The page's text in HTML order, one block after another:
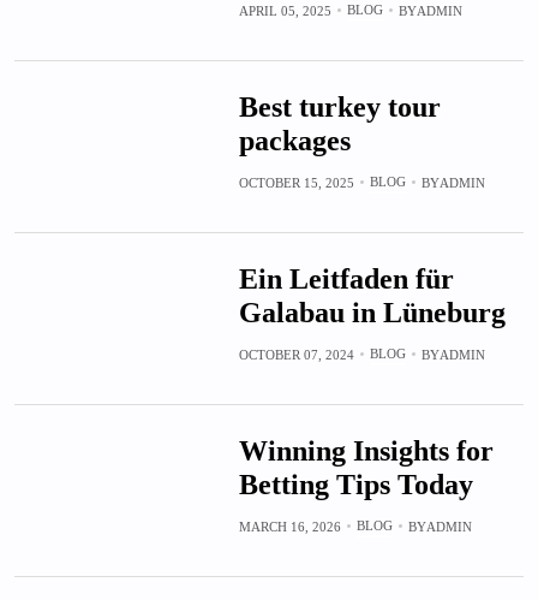
APRIL 05, 2025 BLOG BYADMIN
Best turkey tour
packages
OCTOBER 15, 2025 BLOG BYADMIN
Ein Leitfaden für
Galabau in Lüneburg
OCTOBER 07, 2024 BLOG BYADMIN
Winning Insights for
Betting Tips Today
MARCH 16, 2026 BLOG BYADMIN